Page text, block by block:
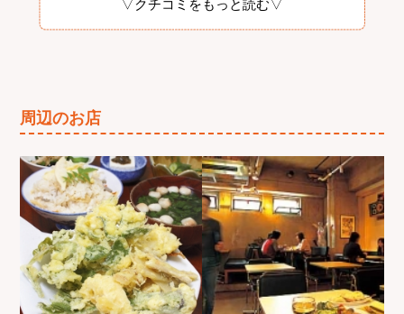
▽クチコミをもっと読む▽
周辺のお店